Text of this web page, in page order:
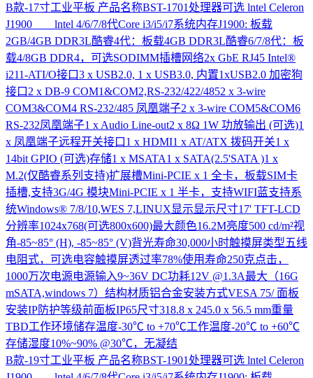
B款-17寸工业平板 产品名称BST-1701处理器可选 lntel Celeron
J1900 lntel 4/6/7/8代Core i3/i5/i7系统内存J1900: 板载
2GB/4GB DDR3L酷睿4代：板载4GB DDR3L酷睿6/7/8代：板
载4/8GB DDR4，可选SODIMM插槽网络2x GbE RJ45 Intel®
i211-ATI/O接口3 x USB2.0, 1 x USB3.0, 内置1xUSB2.0 加密狗
接口2 x DB-9 COM1&COM2,RS-232/422/4852 x 3-wire
COM3&COM4 RS-232/485 凤凰端子2 x 3-wire COM5&COM6
RS-232凤凰端子1 x Audio Line-out2 x 8Ω 1W 功放输出 (可选)1
x 凤凰端子远程开关接口1 x HDMI1 x AT/ATX 拨码开关1 x
14bit GPIO (可选)存储1 x MSATA1 x SATA(2.5'SATA )1 x
M.2(仅酷睿系列支持)扩展槽Mini-PCIE x 1 全卡，板载SIM卡
插槽,支持3G/4G 模块Mini-PCIE x 1 半卡，支持WIFI蓝支持系
统Windows® 7/8/10,WES 7,LINUX显示显示尺寸17' TFT-LCD
分辨率1024x768(可选800x600)最大颜色16.2M亮度500 cd/m²视
角-85~85° (H), -85~85° (V)背光寿命30,000小时触摸屏类型五线
电阻式，可选电容触摸屏透过率78%使用寿命250克点击，
1000万次电源电源输入9~36V DC功耗12V @1.3A最大（16G
mSATA,windows 7）结构材质铝合金安装方式VESA 75/ 面板
安装IP防护等级前面板IP65尺寸318.8 x 245.0 x 56.5 mm重量
TBD工作环境储存温度-30℃ to +70℃工作温度-20℃ to +60℃
存储湿度10%~90% @30℃，无凝结
B款-19寸工业平板 产品名称BST-1901处理器可选 lntel Celeron